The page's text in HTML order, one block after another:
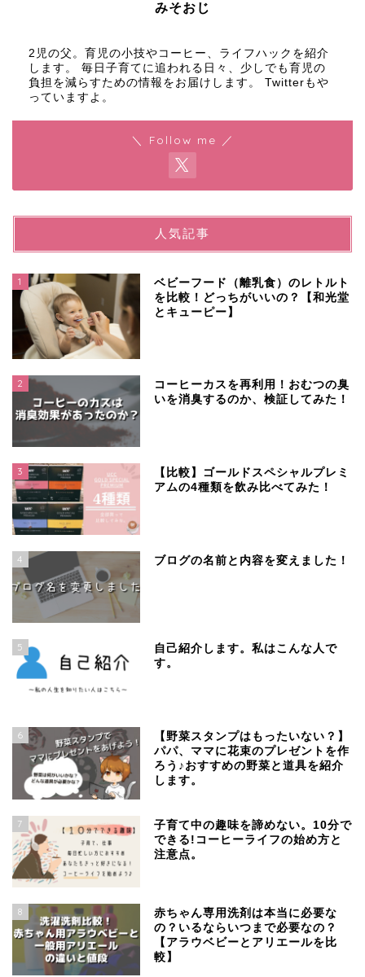
みそおじ
2児の父。育児の小技やコーヒー、ライフハックを紹介
します。 毎日子育てに追われる日々、少しでも育児の
負担を減らすための情報をお届けします。 Twitterもや
っていますよ。
＼ Follow me ／
人気記事
1
ベビーフード（離乳食）のレトルト
を比較！どっちがいいの？【和光堂
とキューピー】
2
コーヒーカスを再利用！おむつの臭
いを消臭するのか、検証してみた！
3
【比較】ゴールドスペシャルプレミ
アムの4種類を飲み比べてみた！
4 ブログの名前と内容を変えました！
5
自己紹介します。私はこんな人で
す。
6
【野菜スタンプはもったいない？】
パパ、ママに花束のプレゼントを作
ろう♪おすすめの野菜と道具を紹介
します。
7
子育て中の趣味を諦めない。10分で
できる!コーヒーライフの始め方と
注意点。
8
赤ちゃん専用洗剤は本当に必要な
の？いるならいつまで必要なの？
【アラウベビーとアリエールを比
較】